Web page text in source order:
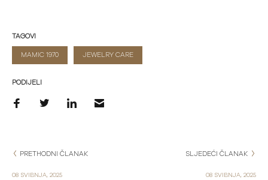
TAGOVI
MAMIC 1970 JEWELRY CARE
PODIJELI
PRETHODNI ČLANAK
08 SVIBNJA, 2025
SLJEDEĆI ČLANAK
08 SVIBNJA, 2025